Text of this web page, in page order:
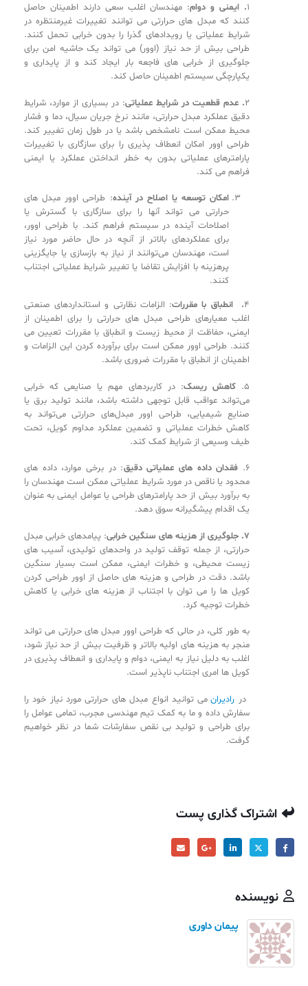
1
. ایمنی و دوام: مهندسان اغلب سعی دارند اطمینان حاصل
کنند که مبدل های حرارتی می توانند تغییرات غیرمنتظره در
شرایط عملیاتی یا رویدادهای گذرا را بدون خرابی تحمل کنند.
طراحی بیش از حد نیاز (اوور) می تواند یک حاشیه امن برای
جلوگیری از خرابی های فاجعه بار ایجاد کند و از پایداری و
یکپارچگی سیستم اطمینان حاصل کند.
‎2
. عدم قطعیت در شرایط عملیاتی: در بسیاری از موارد، شرایط
دقیق عملکرد مبدل حرارتی، مانند نرخ جریان سیال، دما و فشار
محیط ممکن است نامشخص باشد یا در طول زمان تغییر کند.
طراحی اوور امکان انعطاف پذیری را برای سازگاری با تغییرات
پارامترهای عملیاتی بدون به خطر انداختن عملکرد یا ایمنی
فراهم می کند.
امکان توسعه یا اصلاح در آینده: طراحی اوور مبدل های
حرارتی می تواند آنها را برای سازگاری با گسترش یا
اصلاحات آینده در سیستم فراهم کند. با طراحی اوور،
برای عملکردهای بالاتر از آنچه در حال حاضر مورد نیاز
است، مهندسان می‌توانند از نیاز به بازسازی یا جایگزینی
پرهزینه با افزایش تقاضا یا تغییر شرایط عملیاتی اجتناب
کنند.
‎4
. انطباق با مقررات: الزامات نظارتی و استانداردهای صنعتی
اغلب معیارهای طراحی مبدل های حرارتی را برای اطمینان از
ایمنی، حفاظت از محیط زیست و انطباق با مقررات تعیین می
کنند. طراحی اوور ممکن است برای برآورده کردن این الزامات و
اطمینان از انطباق با مقررات ضروری باشد.
‎5. کاهش ریسک: در کاربردهای مهم یا صنایعی که خرابی
می‌تواند عواقب قابل توجهی داشته باشد، مانند تولید برق یا
صنایع شیمیایی، طراحی اوور مبدل‌های حرارتی می‌تواند به
کاهش خطرات عملیاتی و تضمین عملکرد مداوم کویل، تحت
طیف وسیعی از شرایط کمک کند.
‎6. فقدان داده های عملیاتی دقیق: در برخی موارد، داده های
محدود یا ناقص در مورد شرایط عملیاتی ممکن است مهندسان را
به برآورد بیش از حد پارامترهای طراحی یا عوامل ایمنی به عنوان
یک اقدام پیشگیرانه سوق دهد.
7. جلوگیری از هزینه های سنگین خرابی
: پیامدهای خرابی مبدل
حرارتی، از جمله توقف تولید در واحدهای تولیدی، آسیب های
زیست محیطی، و خطرات ایمنی، ممکن است بسیار سنگین
باشد. دقت در طراحی و هزینه های حاصل از اوور طراحی کردن
کویل ها را می توان با اجتناب از هزینه های خرابی یا کاهش
خطرات توجیه کرد.
‎به طور کلی، در حالی که طراحی اوور مبدل های حرارتی می تواند
منجر به هزینه های اولیه بالاتر و ظرفیت بیش از حد نیاز شود،
اغلب به دلیل نیاز به ایمنی، دوام و پایداری و انعطاف پذیری در
کویل ها امری اجتناب ناپذیر است.
در رادیرانمی توانید انواع مبدل های حرارتی مورد نیاز خود را
سفارش داده و ما به کمک تیم مهندسی مجرب، تمامی عوامل را
برای طراحی و تولید بی نقص سفارشات شما در نظر خواهیم
گرفت.
اشتراک گذاری پست
نویسنده
پیمان داوری